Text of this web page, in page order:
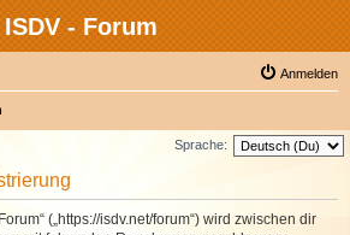
ISDV - Forum
Anmelden
Sprache:
(„https://isdv.net/forum“) wird zwischen dir